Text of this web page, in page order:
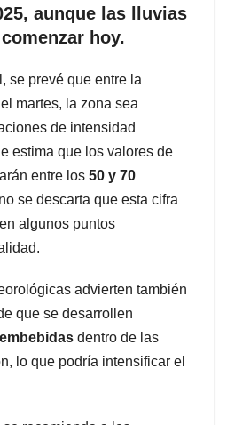
aunque las lluvias
hoy.
se prevé que entre la
martes, la zona sea
de intensidad
estima que los valores de
entre los 50 y 70
se descarta que esta cifra
algunos puntos
advierten también
que se desarrollen
dentro de las
lo que podría intensificar el